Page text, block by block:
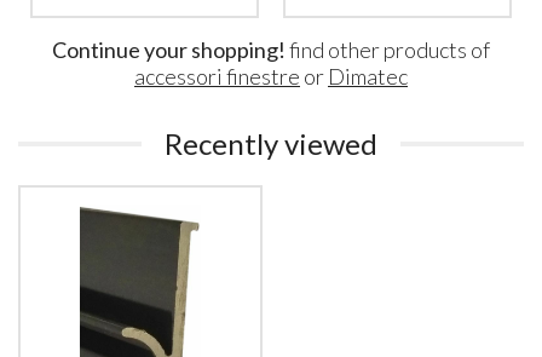
Continue your shopping! find other products of
accessori finestre or Dimatec
Recently viewed